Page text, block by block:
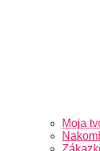
Moja